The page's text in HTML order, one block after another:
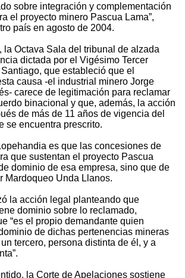
sobre integración y complementación
el proyecto minero Pascua Lama”,
país en agosto de 2004.
la Octava Sala del tribunal de alzada
dictada por el Vigésimo Tercer
que estableció que el
causa -el industrial minero Jorge
carece de legitimación para reclamar
binacional y que, además, la acción
de más de 11 años de vigencia del
se encuentra prescrito.
es que las concesiones de
que sustentan el proyecto Pascua
dominio de esa empresa, sino que de
Mardoqueo Unda Llanos.
la acción legal planteando que
dominio sobre lo reclamado,
“es el propio demandante quien
de dichas pertenencias mineras
tercero, persona distinta de él, y a
la Corte de Apelaciones sostiene